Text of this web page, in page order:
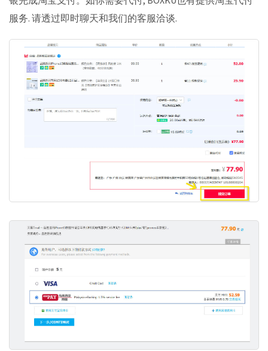
服务. 请透过即时聊天和我们的客服洽谈.